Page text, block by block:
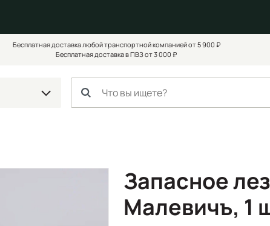
Бесплатная доставка любой транспортной компанией от 5 900 ₽
Бесплатная доставка в ПВЗ от 3 000 ₽
Запасное
Малевичъ, 1